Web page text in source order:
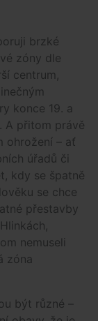
brzké
zóny dle
centrum,
konce 19. a
A přitom právě
ohrožení – ať
úřadů či
kdy se špatně
se chce
přestavby
nemuseli
zóna
být různé –